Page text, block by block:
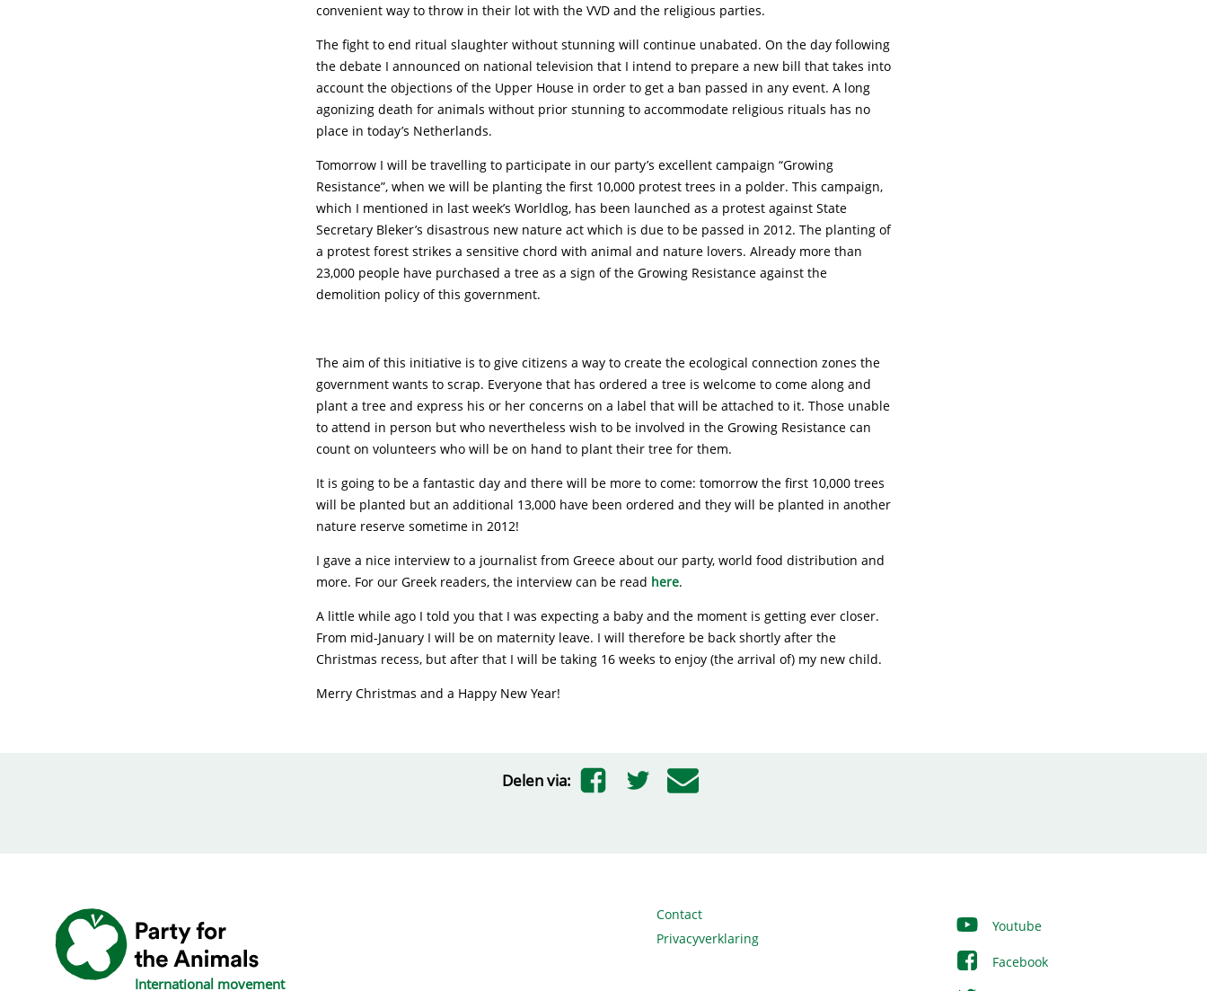
convenient way to throw in their lot with the VVD and the religious parties.
The fight to end ritual slaughter without stunning will continue unabated. On the day following
the debate I announced on national television that I intend to prepare a new bill that takes into
account the objections of the Upper House in order to get a ban passed in any event. A long
agonizing death for animals without prior stunning to accommodate religious rituals has no
place in today’s Netherlands.
Tomorrow I will be travelling to participate in our party’s excellent campaign “Growing
Resistance”, when we will be planting the first 10,000 protest trees in a polder. This campaign,
which I mentioned in last week’s Worldlog, has been launched as a protest against State
Secretary Bleker’s disastrous new nature act which is due to be passed in 2012. The planting of
a protest forest strikes a sensitive chord with animal and nature lovers. Already more than
23,000 people have purchased a tree as a sign of the Growing Resistance against the
demolition policy of this government.
The aim of this initiative is to give citizens a way to create the ecological connection zones the
government wants to scrap. Everyone that has ordered a tree is welcome to come along and
plant a tree and express his or her concerns on a label that will be attached to it. Those unable
to attend in person but who nevertheless wish to be involved in the Growing Resistance can
count on volunteers who will be on hand to plant their tree for them.
It is going to be a fantastic day and there will be more to come: tomorrow the first 10,000 trees
will be planted but an additional 13,000 have been ordered and they will be planted in another
nature reserve sometime in 2012!
I gave a nice interview to a journalist from Greece about our party, world food distribution and
more. For our Greek readers, the interview can be read here.
A little while ago I told you that I was expecting a baby and the moment is getting ever closer.
From mid-January I will be on maternity leave. I will therefore be back shortly after the
Christmas recess, but after that I will be taking 16 weeks to enjoy (the arrival of) my new child.
Merry Christmas and a Happy New Year!
Delen via:
International movement
Contact
Privacyverklaring
Youtube
Facebook